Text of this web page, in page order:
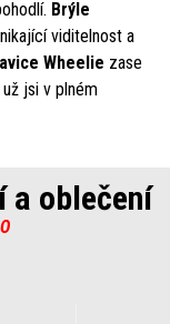
Brýle
viditelnost a
Wheelie zase
jsi v plném
a oblečení